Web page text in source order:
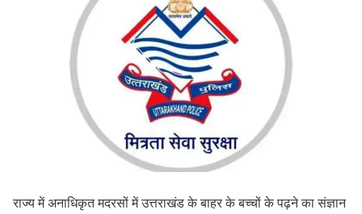
राज्य में अनाधिकृत मदरसों में उत्तराखंड के बाहर के बच्चों के पढ़ने का संज्ञान